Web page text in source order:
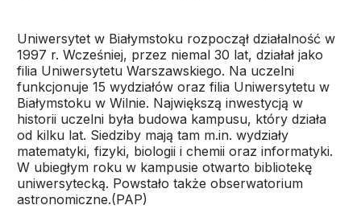
Uniwersytet w Białymstoku rozpoczął działalność w
1997 r. Wcześniej, przez niemal 30 lat, działał jako
filia Uniwersytetu Warszawskiego. Na uczelni
funkcjonuje 15 wydziałów oraz filia Uniwersytetu w
Białymstoku w Wilnie. Największą inwestycją w
historii uczelni była budowa kampusu, który działa
od kilku lat. Siedziby mają tam m.in. wydziały
matematyki, fizyki, biologii i chemii oraz informatyki.
W ubiegłym roku w kampusie otwarto bibliotekę
uniwersytecką. Powstało także obserwatorium
astronomiczne.(PAP)